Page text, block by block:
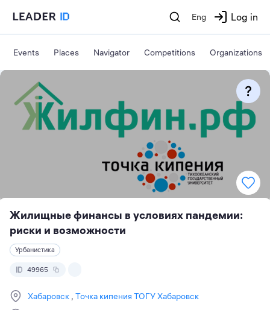
Eng Log in
Events Places Navigator Competitions Organizations
Жилищные финансы в условиях пандемии:
риски и возможности
Урбанистика
49965
Хабаровск Точка кипения ТОГУ Хабаровск